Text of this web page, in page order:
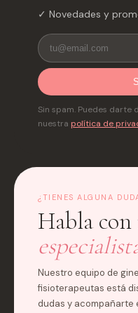
✓ Novedades y
Sin spam. Puedes darte
nuestra política de
¿TIENES ALGUNA
Habla
Nuestro equipo de
fisioterapeutas está
dudas y acompañarte